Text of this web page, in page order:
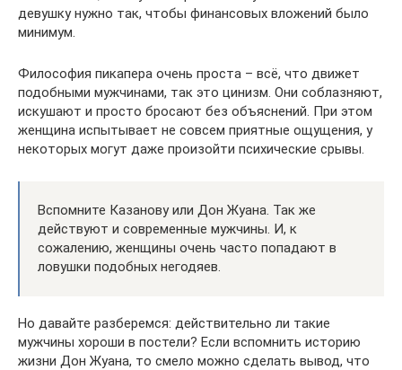
девушку нужно так, чтобы финансовых вложений было
минимум.
Философия пикапера очень проста – всё, что движет
подобными мужчинами, так это цинизм. Они соблазняют,
искушают и просто бросают без объяснений. При этом
женщина испытывает не совсем приятные ощущения, у
некоторых могут даже произойти психические срывы.
Вспомните Казанову или Дон Жуана. Так же
действуют и современные мужчины. И, к
сожалению, женщины очень часто попадают в
ловушки подобных негодяев.
Но давайте разберемся: действительно ли такие
мужчины хороши в постели? Если вспомнить историю
жизни Дон Жуана, то смело можно сделать вывод, что